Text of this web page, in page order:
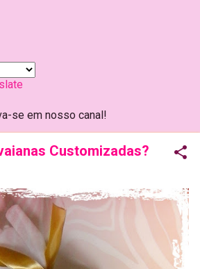
se em nosso canal!
Customizadas?